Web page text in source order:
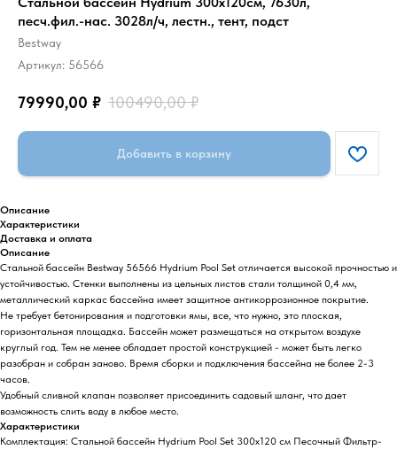
песч.фил.-нас. 3028л/ч, лестн., тент, подст
Bestway
Артикул: 56566
79990,00 ₽ 100490,00 ₽
Добавить в корзину
Описание
Характеристики
Доставка и оплата
Описание
Стальной бассейн Bestway 56566 Hydrium Pool Set отличается высокой прочностью и
устойчивостью. Стенки выполнены из цельных листов стали толщиной 0,4 мм,
металлический каркас бассейна имеет защитное антикоррозионное покрытие.
Не требует бетонирования и подготовки ямы, все, что нужно, это плоская,
горизонтальная площадка. Бассейн может размещаться на открытом воздухе
круглый год. Тем не менее обладает простой конструкцией - может быть легко
разобран и собран заново. Время сборки и подключения бассейна не более 2-3
часов.
Удобный сливной клапан позволяет присоединить садовый шланг, что дает
возможность слить воду в любое место.
Характеристики
Комплектация: Стальной бассейн Hydrium Pool Set 300х120 см Песочный Фильтр-